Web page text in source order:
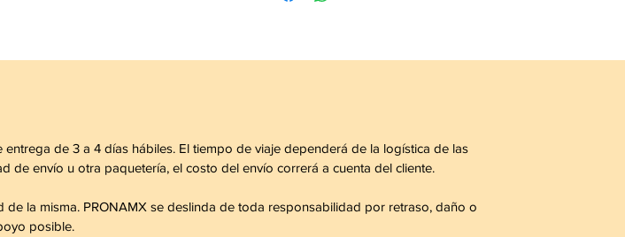
tratamiento definitivo al problema.
Consulte a su médico.
de 3 a 4 días hábiles. El tiempo de viaje dependerá de la logística de las
de envío u otra paquetería, el costo del envío correrá a cuenta del cliente.
la misma. PRONAMX se deslinda de toda responsabilidad por retraso, daño o
posible.